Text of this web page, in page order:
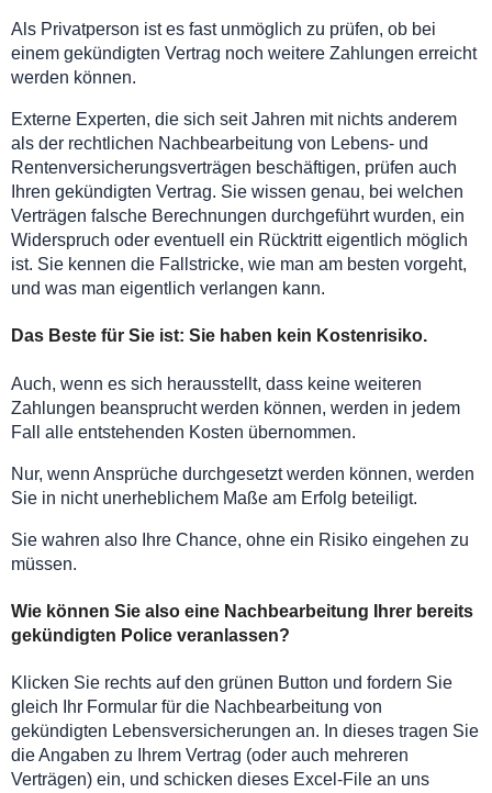
Als Privatperson ist es fast unmöglich zu prüfen, ob bei
einem gekündigten Vertrag noch weitere Zahlungen erreicht
werden können.
Externe Experten, die sich seit Jahren mit nichts anderem
als der rechtlichen Nachbearbeitung von Lebens- und
Rentenversicherungsverträgen beschäftigen, prüfen auch
Ihren gekündigten Vertrag. Sie wissen genau, bei welchen
Verträgen falsche Berechnungen durchgeführt wurden, ein
Widerspruch oder eventuell ein Rücktritt eigentlich möglich
ist. Sie kennen die Fallstricke, wie man am besten vorgeht,
und was man eigentlich verlangen kann.
Das Beste für Sie ist: Sie haben kein Kostenrisiko.
Auch, wenn es sich herausstellt, dass keine weiteren
Zahlungen beansprucht werden können, werden in jedem
Fall alle entstehenden Kosten übernommen.
Nur, wenn Ansprüche durchgesetzt werden können, werden
Sie in nicht unerheblichem Maße am Erfolg beteiligt.
Sie wahren also Ihre Chance, ohne ein Risiko eingehen zu
müssen.
Wie können Sie also eine Nachbearbeitung Ihrer bereits
gekündigten Police veranlassen?
Klicken Sie rechts auf den grünen Button und fordern Sie
gleich Ihr Formular für die Nachbearbeitung von
gekündigten Lebensversicherungen an. In dieses tragen Sie
die Angaben zu Ihrem Vertrag (oder auch mehreren
Verträgen) ein, und schicken dieses Excel-File an uns